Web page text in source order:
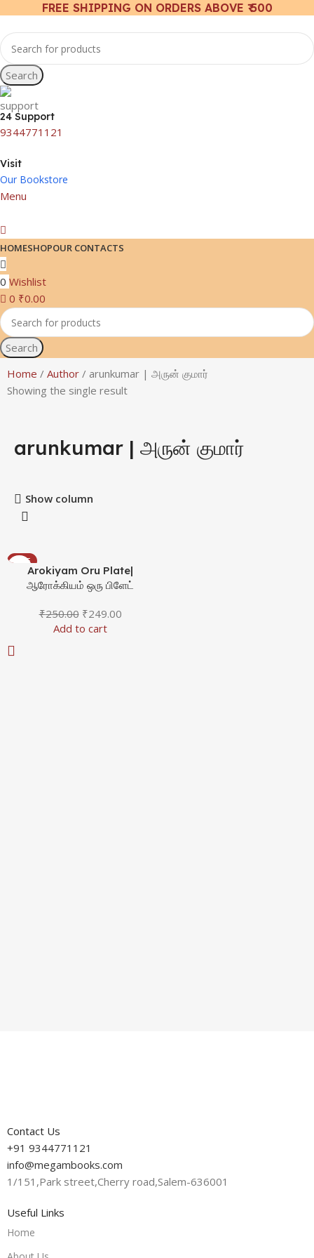
FREE SHIPPING ON ORDERS ABOVE ₹ 500
Search
24 Support
9344771121
Visit
Our Bookstore
Menu
HOMESHOPOUR CONTACTS
0 Wishlist
0 ₹0.00
Search
Home
Author
arunkumar | அருன் குமார்
Showing the single result
arunkumar | அருன் குமார்
Show column
SALE
Arokiyam Oru Plate|
ஆரோக்கியம் ஒரு பிளேட்
₹250.00 ₹249.00
Add to cart
Contact Us
+91 9344771121
info@megambooks.com
1/151,Park street,Cherry road,Salem-636001
Useful Links
Home